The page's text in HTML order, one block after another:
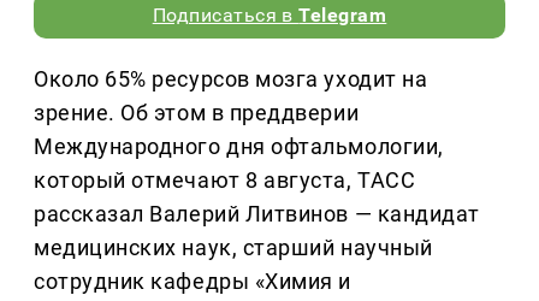
Подписаться вTelegram
Около 65% ресурсов мозга уходит на
зрение. Об этом в преддверии
Международного дня офтальмологии,
который отмечают 8 августа, ТАСС
рассказал Валерий Литвинов — кандидат
медицинских наук, старший научный
сотрудник кафедры «Химия и